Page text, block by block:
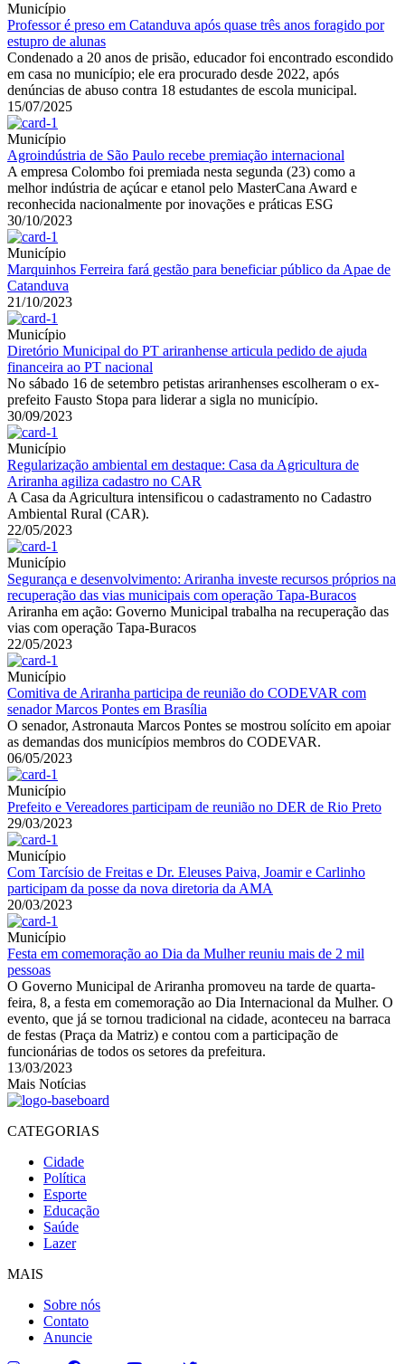
Município
Professor é preso em Catanduva após quase três anos foragido por
estupro de alunas
Condenado a 20 anos de prisão, educador foi encontrado escondido
em casa no município; ele era procurado desde 2022, após
denúncias de abuso contra 18 estudantes de escola municipal.
15/07/2025
Município
Agroindústria de São Paulo recebe premiação internacional
A empresa Colombo foi premiada nesta segunda (23) como a
melhor indústria de açúcar e etanol pelo MasterCana Award e
reconhecida nacionalmente por inovações e práticas ESG
30/10/2023
Município
Marquinhos Ferreira fará gestão para beneficiar público da Apae de
Catanduva
21/10/2023
Município
Diretório Municipal do PT ariranhense articula pedido de ajuda
financeira ao PT nacional
No sábado 16 de setembro petistas ariranhenses escolheram o ex-
prefeito Fausto Stopa para liderar a sigla no município.
30/09/2023
Município
Regularização ambiental em destaque: Casa da Agricultura de
Ariranha agiliza cadastro no CAR
A Casa da Agricultura intensificou o cadastramento no Cadastro
Ambiental Rural (CAR).
22/05/2023
Município
Segurança e desenvolvimento: Ariranha investe recursos próprios na
recuperação das vias municipais com operação Tapa-Buracos
Ariranha em ação: Governo Municipal trabalha na recuperação das
vias com operação Tapa-Buracos
22/05/2023
Município
Comitiva de Ariranha participa de reunião do CODEVAR com
senador Marcos Pontes em Brasília
O senador, Astronauta Marcos Pontes se mostrou solícito em apoiar
as demandas dos municípios membros do CODEVAR.
06/05/2023
Município
Prefeito e Vereadores participam de reunião no DER de Rio Preto
29/03/2023
Município
Com Tarcísio de Freitas e Dr. Eleuses Paiva, Joamir e Carlinho
participam da posse da nova diretoria da AMA
20/03/2023
Município
Festa em comemoração ao Dia da Mulher reuniu mais de 2 mil
pessoas
O Governo Municipal de Ariranha promoveu na tarde de quarta-
feira, 8, a festa em comemoração ao Dia Internacional da Mulher. O
evento, que já se tornou tradicional na cidade, aconteceu na barraca
de festas (Praça da Matriz) e contou com a participação de
funcionárias de todos os setores da prefeitura.
13/03/2023
Mais Notícias
CATEGORIAS
Cidade
Política
Esporte
Educação
Saúde
Lazer
MAIS
Sobre nós
Contato
Anuncie